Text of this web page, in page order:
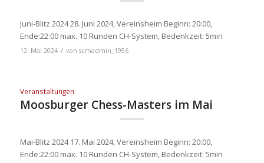
Juni-Blitz 2024 28. Juni 2024, Vereinsheim Beginn: 20:00,
Ende:22:00 max. 10 Runden CH-System, Bedenkzeit: 5min
12. Mai 2024 / von scmadmin_1956
Veranstaltungen
Moosburger Chess-Masters im Mai
Mai-Blitz 2024 17. Mai 2024, Vereinsheim Beginn: 20:00,
Ende:22:00 max. 10 Runden CH-System, Bedenkzeit: 5min